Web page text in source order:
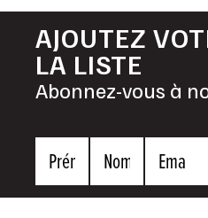
AJOUTEZ
LA LISTE
Abonnez-vous à
PrénomNom Email